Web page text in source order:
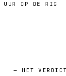
UUR OP DE RIG
— HET